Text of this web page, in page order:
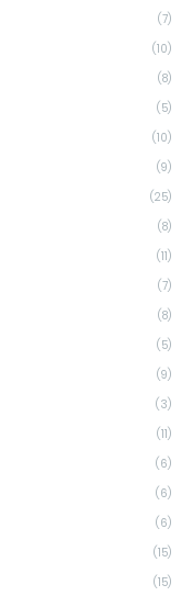
(7)
(10)
(8)
(5)
(10)
(9)
(25)
(8)
(11)
(7)
(8)
(5)
(9)
(3)
(11)
(6)
(6)
(6)
(15)
(15)